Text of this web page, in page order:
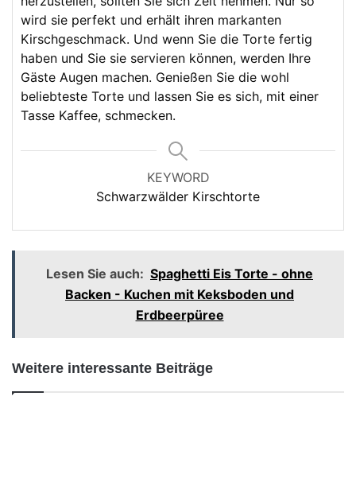
wird sie perfekt und erhält ihren markanten
Kirschgeschmack. Und wenn Sie die Torte fertig
haben und Sie sie servieren können, werden Ihre
Gäste Augen machen. Genießen Sie die wohl
beliebteste Torte und lassen Sie es sich, mit einer
Tasse Kaffee, schmecken.
KEYWORD
Schwarzwälder Kirschtorte
Lesen Sie auch: Spaghetti Eis Torte - ohne
Backen - Kuchen mit Keksboden und
Erdbeerpüree
Weitere interessante Beiträge